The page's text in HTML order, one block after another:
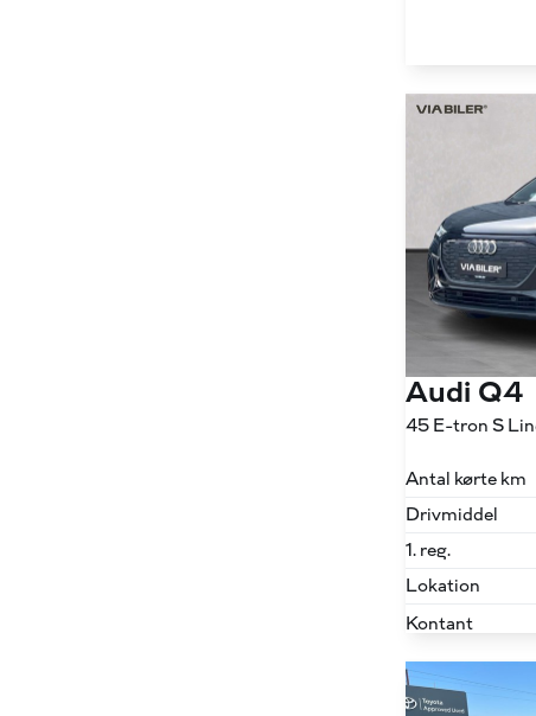
Audi Q4
Antal kørte km
Drivmiddel
1. reg.
Lokation
Kontant